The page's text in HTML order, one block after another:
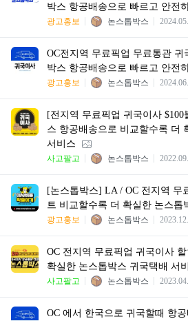
박스 항공배송으로 빠르고 안전
광고홍보 논스톱박스
OC전지역 무료픽업 무료통관
박스 항공배송으로 빠르고 안전
광고홍보 논스톱박스
[전지역 무료픽업 귀국이사
스 항공배송으로 비교할수록 더
서비스
사고팔고 논스톱박스
[논스톱박스] LA / OC 전지역 무
트 비교할수록 더 확실한 논스톱
광고홍보 논스톱박스
OC 전지역 무료픽업 귀국이사
확실한 논스톱박스 귀국택배 서
사고팔고 논스톱박스
OC 에서 한국으로 귀국할때 항